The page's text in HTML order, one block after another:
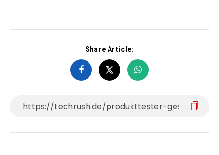
Share Article: